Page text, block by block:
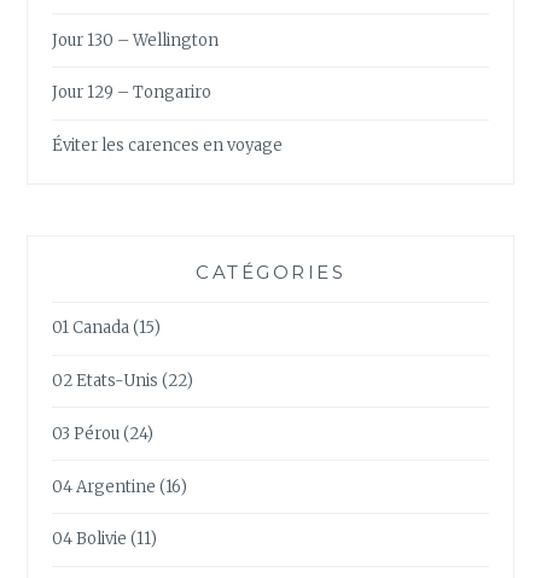
Jour 130 – Wellington
Jour 129 – Tongariro
Éviter les carences en voyage
CATÉGORIES
01 Canada(15)
02 Etats-Unis (22)
03 Pérou(24)
04 Argentine (16)
04 Bolivie (11)